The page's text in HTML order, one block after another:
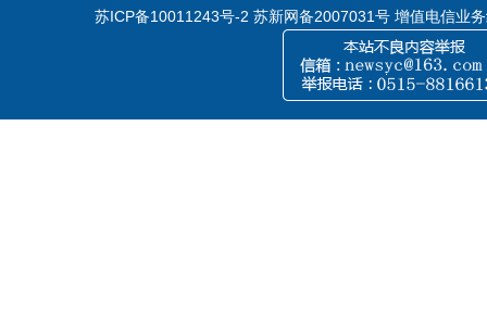
苏ICP备10011243号-2 苏新网备2007031号 增值电信业